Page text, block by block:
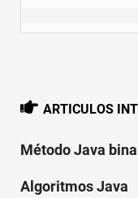
ARTICULOS
Método Java
Algoritmos Java